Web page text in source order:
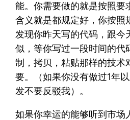
能。你需要做的就是按照要
含义就是都规定好，你按照
发现你昨天写的代码，跟今
似，等你写过一段时间的代
制，拷贝，粘贴那样的技术
要。（如果你没有做过1年
发不要反驳我）。
如果你幸运的能够听到市场